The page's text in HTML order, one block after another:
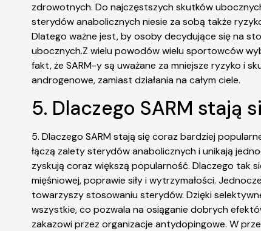
zdrowotnych. Do najczęstszych skutków
sterydów anabolicznych niesie za sobą także
Dlatego ważne jest, by osoby decydujące się na
ubocznych.Z wielu powodów wielu sportowców
fakt, że SARM-y są uważane za mniejsze ryzyko i
androgenowe, zamiast działania na całym ciele.
5. Dlaczego SARM
5. Dlaczego SARM stają się coraz bardziej
łączą zalety sterydów anabolicznych i unikają
zyskują coraz większą popularność. Dlaczego tak
mięśniowej, poprawie siły i wytrzymałości.
towarzyszy stosowaniu sterydów. Dzięki
wszystkie, co pozwala na osiąganie dobrych
zakazowi przez organizacje antydopingowe. W